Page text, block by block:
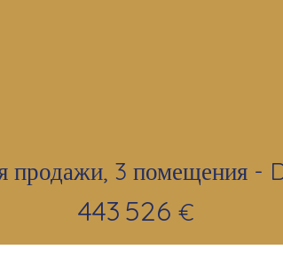
продажи, 3 помещения -
443 526 €